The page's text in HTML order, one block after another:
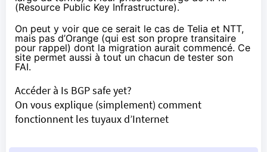
(Resource Public Key Infrastructure).
On peut y voir que ce serait le cas de Telia et NTT,
mais pas d’Orange (qui est son propre transitaire
pour rappel) dont la migration aurait commencé. Ce
site permet aussi à tout un chacun de tester son
FAI.
Accéder à Is BGP safe yet?
On vous explique (simplement) comment
fonctionnent les tuyaux d’Internet